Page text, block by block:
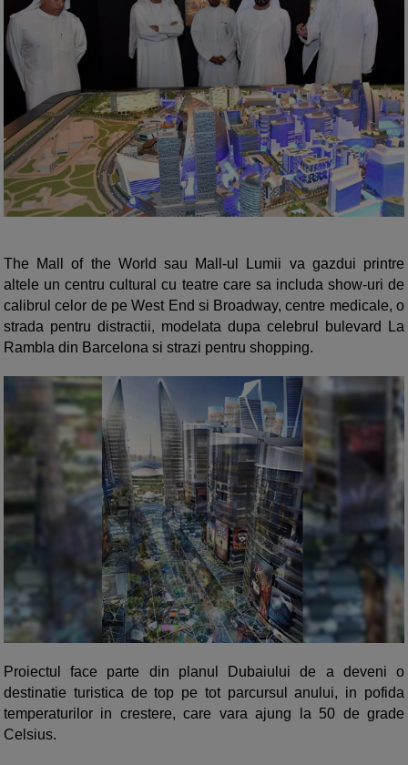
The Mall of the World sau Mall-ul Lumii va gazdui printre
altele un centru cultural cu teatre care sa includa show-uri de
calibrul celor de pe West End si Broadway, centre medicale, o
strada pentru distractii, modelata dupa celebrul bulevard La
Rambla din Barcelona si strazi pentru shopping.
Proiectul face parte din planul Dubaiului de a deveni o
destinatie turistica de top pe tot parcursul anului, in pofida
temperaturilor in crestere, care vara ajung la 50 de grade
Celsius.